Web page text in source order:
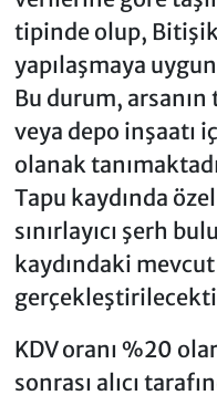
tipinde olup,
yapılaşmaya
Bu durum,
veya depo inşaatı
olanak
Tapu kaydında
sınırlayıcı şerh
kaydındaki
KDV oranı %20
sonrası alıcı